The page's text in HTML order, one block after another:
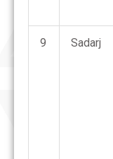
9 Sadarj